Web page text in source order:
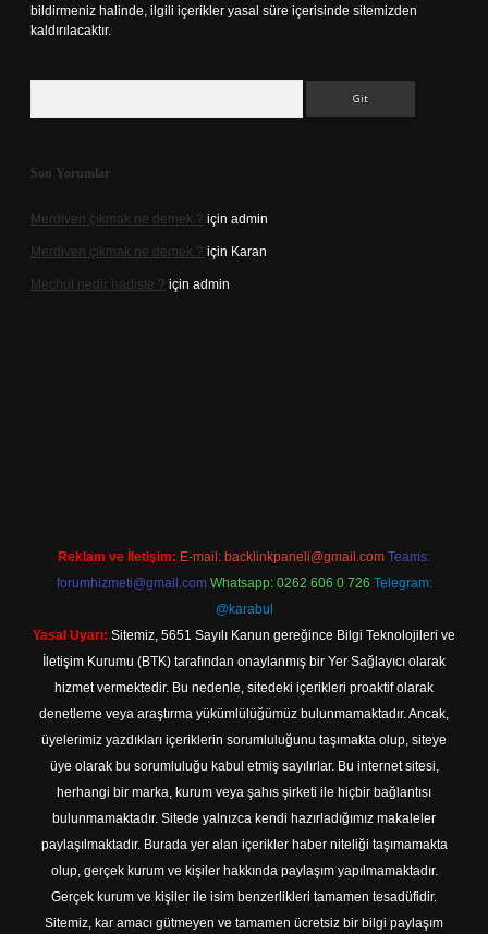
bildirmeniz halinde, ilgili içerikler yasal süre içerisinde sitemizden
kaldırılacaktır.
Son Yorumlar
Merdiven çıkmak ne demek ? için admin
Merdiven çıkmak ne demek ? için Karan
Mechul nedir hadiste ? için admin
Reklam ve İletişim: E-mail: backlinkpaneli@gmail.com Teams:
forumhizmeti@gmail.com Whatsapp: 0262 606 0 726 Telegram:
@karabul
Yasal Uyarı: Sitemiz, 5651 Sayılı Kanun gereğince Bilgi Teknolojileri ve
İletişim Kurumu (BTK) tarafından onaylanmış bir Yer Sağlayıcı olarak
hizmet vermektedir. Bu nedenle, sitedeki içerikleri proaktif olarak
denetleme veya araştırma yükümlülüğümüz bulunmamaktadır. Ancak,
üyelerimiz yazdıkları içeriklerin sorumluluğunu taşımakta olup, siteye
üye olarak bu sorumluluğu kabul etmiş sayılırlar. Bu internet sitesi,
herhangi bir marka, kurum veya şahıs şirketi ile hiçbir bağlantısı
bulunmamaktadır. Sitede yalnızca kendi hazırladığımız makaleler
paylaşılmaktadır. Burada yer alan içerikler haber niteliği taşımamakta
olup, gerçek kurum ve kişiler hakkında paylaşım yapılmamaktadır.
Gerçek kurum ve kişiler ile isim benzerlikleri tamamen tesadüfidir.
Sitemiz, kar amacı gütmeyen ve tamamen ücretsiz bir bilgi paylaşım